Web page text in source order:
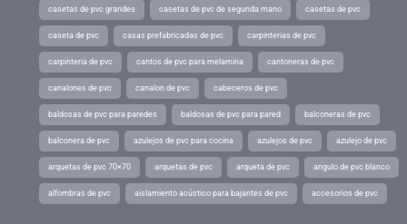
casetas de pvc grandes casetas de pvc de segunda mano casetas de pvc
caseta de pvc casas prefabricadas de pvc carpinterias de pvc
carpinteria de pvc cantos de pvc para melamina cantoneras de pvc
canalones de pvc canalon de pvc cabeceros de pvc
baldosas de pvc para paredes baldosas de pvc para pared balconeras de pvc
balconera de pvc azulejos de pvc para cocina azulejos de pvc azulejo de pvc
arquetas de pvc 70×70 arquetas de pvc arqueta de pvc angulo de pvc blanco
alfombras de pvc aislamiento acústico para bajantes de pvc accesorios de pvc